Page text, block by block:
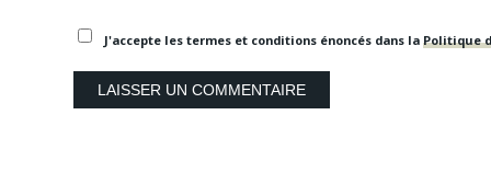
J'accepte les termes et conditions énoncés dans la Politique